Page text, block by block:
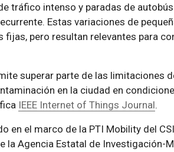
tráfico intenso y paradas de
Estas variaciones de
fijas, pero resultan relevantes para
superar parte de las limitaciones
en la ciudad en
IEEE Internet of Things Journal.
en el marco de la PTI Mobility del
la Agencia Estatal de Investigación-